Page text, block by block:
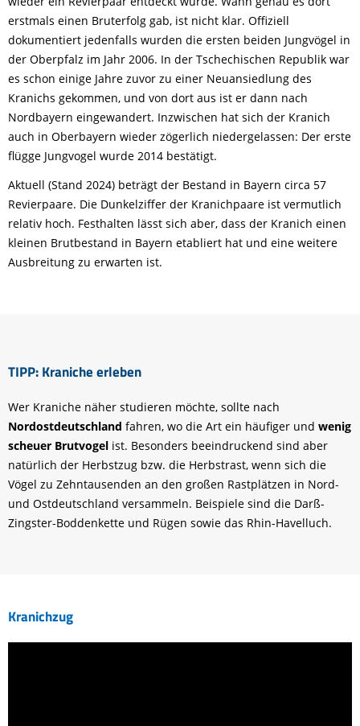
erstmals einen Bruterfolg gab, ist nicht klar. Offiziell
dokumentiert jedenfalls wurden die ersten beiden Jungvögel in
der Oberpfalz im Jahr 2006. In der Tschechischen Republik war
es schon einige Jahre zuvor zu einer Neuansiedlung des
Kranichs gekommen, und von dort aus ist er dann nach
Nordbayern eingewandert. Inzwischen hat sich der Kranich
auch in Oberbayern wieder zögerlich niedergelassen: Der erste
flügge Jungvogel wurde 2014 bestätigt.
Aktuell (Stand 2024) beträgt der Bestand in Bayern circa 57
Revierpaare. Die Dunkelziffer der Kranichpaare ist vermutlich
relativ hoch. Festhalten lässt sich aber, dass der Kranich einen
kleinen Brutbestand in Bayern etabliert hat und eine weitere
Ausbreitung zu erwarten ist.
TIPP: Kraniche erleben
Wer Kraniche näher studieren möchte, sollte nach
Nordostdeutschland fahren, wo die Art ein häufiger und wenig
scheuer Brutvogel ist. Besonders beeindruckend sind aber
natürlich der Herbstzug bzw. die Herbstrast, wenn sich die
Vögel zu Zehntausenden an den großen Rastplätzen in Nord-
und Ostdeutschland versammeln. Beispiele sind die Darß-
Zingster-Boddenkette und Rügen sowie das Rhin-Havelluch.
Kranichzug